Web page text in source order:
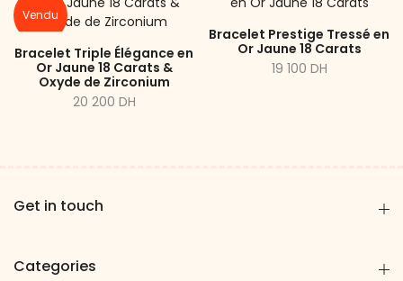
Vendu
Bracelet Triple Élégance en
Or Jaune 18 Carats &
Oxyde de Zirconium
20 200 DH
Bracelet Prestige Tressé en
Or Jaune 18 Carats
19 100 DH
Get in touch
Categories